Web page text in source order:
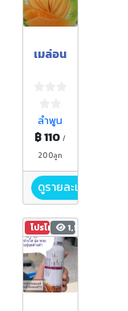
เมล่อน
ลำพูน
฿ 110/
200ลูก
ดูรายละเอียด
โปรโมชัน1,521